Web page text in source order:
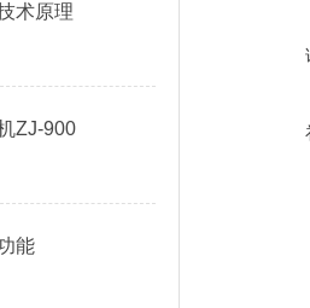
术原理
ZJ-900
能